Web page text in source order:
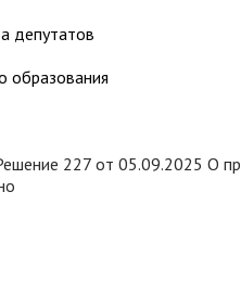
Совета
образования
227 от 05.09.2025 О